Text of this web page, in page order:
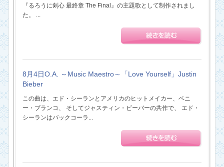
『るろうに剣心 最終章 The Final』の主題歌として制作されまし
た。 ...
8月4日O.A. ～Music Maestro～「Love Yourself」Justin
Bieber
この曲は、エド・シーランとアメリカのヒットメイカー、ベニ
ー・ブランコ、 そしてジャスティン・ビーバーの共作で、 エド・
シーランはバックコーラ...